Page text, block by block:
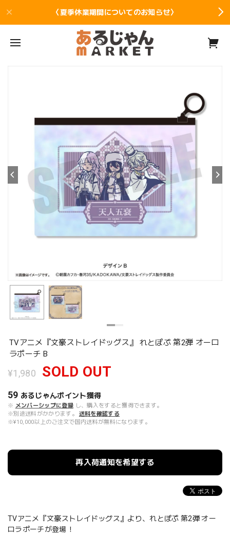
〈夏季休業期間についてのお知らせ〉
TVアニメ『文豪ストレイドッグス』 れとぽぷ 第2弾 オーロ
ラポーチ B
¥1,980 SOLD OUT
59 あるじゃんポイント獲得
※ メンバーシップに登録 し、購入をすると獲得できます。
※別途送料がかかります。
送料を確認する
※¥10,000以上のご注文で国内送料が無料になります。
再入荷通知を希望する
TVアニメ『文豪ストレイドッグス』より、れとぽぷ 第2弾 オー
ロラポーチが登場！